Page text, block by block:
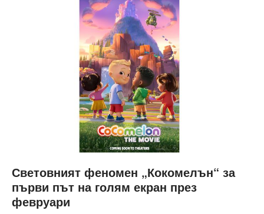
Световният феномен „Кокомелън“ за
първи път на голям екран през
февруари